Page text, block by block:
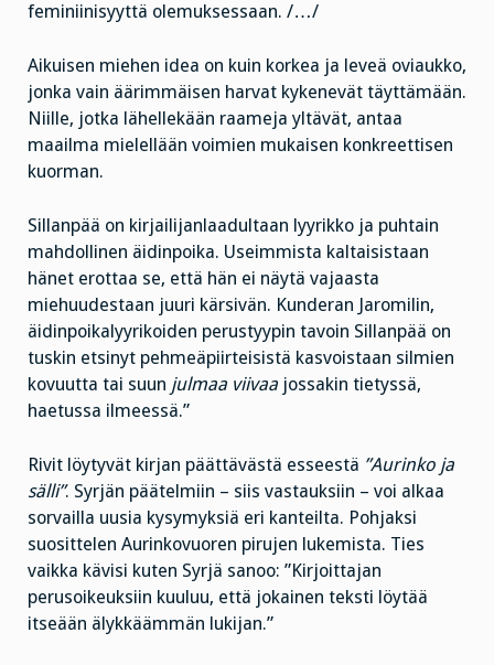
feminiinisyyttä olemuksessaan. /…/
Aikuisen miehen idea on kuin korkea ja leveä oviaukko,
jonka vain äärimmäisen harvat kykenevät täyttämään.
Niille, jotka lähellekään raameja yltävät, antaa
maailma mielellään voimien mukaisen konkreettisen
kuorman.
Sillanpää on kirjailijanlaadultaan lyyrikko ja puhtain
mahdollinen äidinpoika. Useimmista kaltaisistaan
hänet erottaa se, että hän ei näytä vajaasta
miehuudestaan juuri kärsivän. Kunderan Jaromilin,
äidinpoikalyyrikoiden perustyypin tavoin Sillanpää on
tuskin etsinyt pehmeäpiirteisistä kasvoistaan silmien
kovuutta tai suun julmaa viivaa jossakin tietyssä,
haetussa ilmeessä.”
Rivit löytyvät kirjan päättävästä esseestä ”Aurinko ja
sälli”. Syrjän päätelmiin – siis vastauksiin – voi alkaa
sorvailla uusia kysymyksiä eri kanteilta. Pohjaksi
suosittelen Aurinkovuoren pirujen lukemista. Ties
vaikka kävisi kuten Syrjä sanoo: ”Kirjoittajan
perusoikeuksiin kuuluu, että jokainen teksti löytää
itseään älykkäämmän lukijan.”